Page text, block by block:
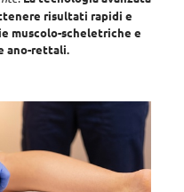
risultati rapidi e
muscolo-scheletriche e
ano-rettali.